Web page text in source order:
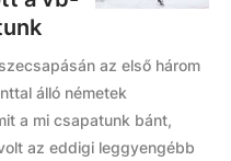
az első három
álló németek
a mi csapatunk bánt,
az eddigi leggyengébb